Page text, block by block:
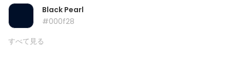
Black Pearl
#000f28
すべて見る